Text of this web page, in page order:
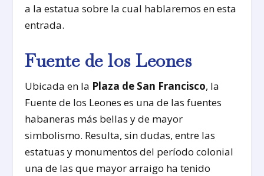
a la estatua sobre la cual hablaremos en esta
entrada.
Fuente de los Leones
Ubicada en la Plaza de San Francisco, la
Fuente de los Leones es una de las fuentes
habaneras más bellas y de mayor
simbolismo. Resulta, sin dudas, entre las
estatuas y monumentos del período colonial
una de las que mayor arraigo ha tenido